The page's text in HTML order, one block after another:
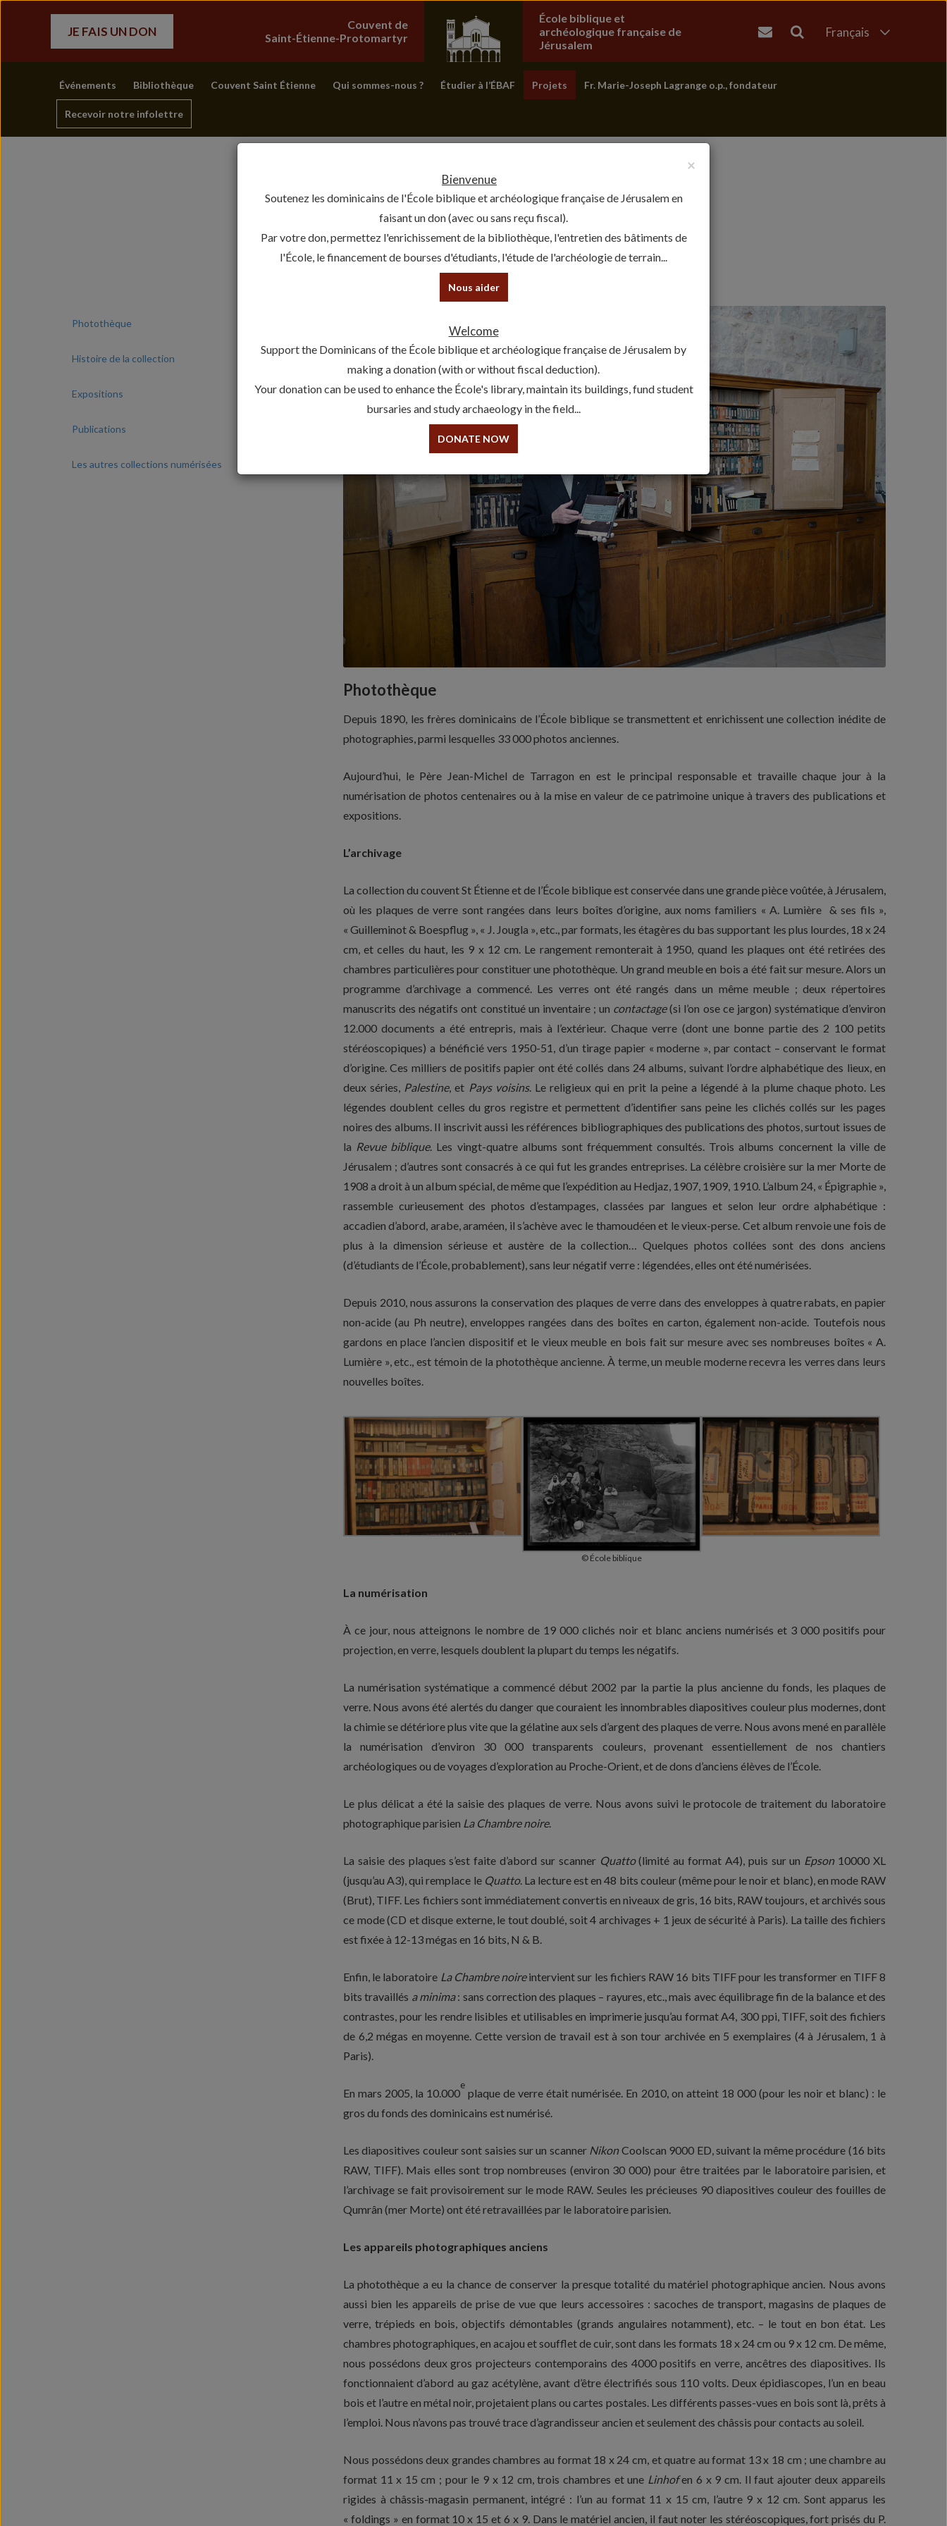
JE FAIS UN DON
Couvent de
Saint-Étienne-Protomartyr
École biblique et
archéologique française de
Jérusalem
Français
Événements Bibliothèque Couvent Saint Étienne Qui sommes-nous ? Étudier à l’ÉBAF Projets Fr. Marie-Joseph Lagrange o.p., fondateur
Recevoir notre infolettre
Photothèque
Histoire de la collection
Expositions
Publications
Les autres collections numérisées
Photothèque
Depuis 1890, les frères dominicains de l’École biblique se transmettent et enrichissent une collection inédite de
photographies, parmi lesquelles 33 000 photos anciennes.
Aujourd’hui, le Père Jean-Michel de Tarragon en est le principal responsable et travaille chaque jour à la
numérisation de photos centenaires ou à la mise en valeur de ce patrimoine unique à travers des publications et
expositions.
L’archivage
La collection du couvent St Étienne et de l’École biblique est conservée dans une grande pièce voûtée, à Jérusalem,
où les plaques de verre sont rangées dans leurs boîtes d’origine, aux noms familiers « A. Lumière & ses fils »,
« Guilleminot & Boespflug », « J. Jougla », etc., par formats, les étagères du bas supportant les plus lourdes, 18 x 24
cm, et celles du haut, les 9 x 12 cm. Le rangement remonterait à 1950, quand les plaques ont été retirées des
chambres particulières pour constituer une photothèque. Un grand meuble en bois a été fait sur mesure. Alors un
programme d’archivage a commencé. Les verres ont été rangés dans un même meuble ; deux répertoires
manuscrits des négatifs ont constitué un inventaire ; un contactage(si l’on ose ce jargon) systématique d’environ
12.000 documents a été entrepris, mais à l’extérieur. Chaque verre (dont une bonne partie des 2 100 petits
stéréoscopiques) a bénéficié vers 1950-51, d’un tirage papier « moderne », par contact – conservant le format
d’origine. Ces milliers de positifs papier ont été collés dans 24 albums, suivant l’ordre alphabétique des lieux, en
deux séries, Palestine, et Pays voisins. Le religieux qui en prit la peine a légendé à la plume chaque photo. Les
légendes doublent celles du gros registre et permettent d’identifier sans peine les clichés collés sur les pages
noires des albums. Il inscrivit aussi les références bibliographiques des publications des photos, surtout issues de
la Revue biblique. Les vingt-quatre albums sont fréquemment consultés. Trois albums concernent la ville de
Jérusalem ; d’autres sont consacrés à ce qui fut les grandes entreprises. La célèbre croisière sur la mer Morte de
1908 a droit à un album spécial, de même que l’expédition au Hedjaz, 1907, 1909, 1910. L’album 24, « Épigraphie »,
rassemble curieusement des photos d’estampages, classées par langues et selon leur ordre alphabétique :
accadien d’abord, arabe, araméen, il s’achève avec le thamoudéen et le vieux-perse. Cet album renvoie une fois de
plus à la dimension sérieuse et austère de la collection… Quelques photos collées sont des dons anciens
(d’étudiants de l’École, probablement), sans leur négatif verre : légendées, elles ont été numérisées.
Depuis 2010, nous assurons la conservation des plaques de verre dans des enveloppes à quatre rabats, en papier
non-acide (au Ph neutre), enveloppes rangées dans des boîtes en carton, également non-acide. Toutefois nous
gardons en place l’ancien dispositif et le vieux meuble en bois fait sur mesure avec ses nombreuses boîtes « A.
Lumière », etc., est témoin de la photothèque ancienne. À terme, un meuble moderne recevra les verres dans leurs
nouvelles boîtes.
© École biblique
La numérisation
À ce jour, nous atteignons le nombre de 19 000 clichés noir et blanc anciens numérisés et 3 000 positifs pour
projection, en verre, lesquels doublent la plupart du temps les négatifs.
La numérisation systématique a commencé début 2002 par la partie la plus ancienne du fonds, les plaques de
verre. Nous avons été alertés du danger que couraient les innombrables diapositives couleur plus modernes, dont
la chimie se détériore plus vite que la gélatine aux sels d’argent des plaques de verre. Nous avons mené en parallèle
la numérisation d’environ 30 000 transparents couleurs, provenant essentiellement de nos chantiers
archéologiques ou de voyages d’exploration au Proche-Orient, et de dons d’anciens élèves de l’École.
Le plus délicat a été la saisie des plaques de verre. Nous avons suivi le protocole de traitement du laboratoire
photographique parisien La Chambre noire.
La saisie des plaques s’est faite d’abord sur scanner Quatto(limité au format A4), puis sur un Epson10000 XL
(jusqu’au A3), qui remplace le Quatto. La lecture est en 48 bits couleur (même pour le noir et blanc), en mode RAW
(Brut), TIFF. Les fichiers sont immédiatement convertis en niveaux de gris, 16 bits, RAW toujours, et archivés sous
ce mode (CD et disque externe, le tout doublé, soit 4 archivages + 1 jeux de sécurité à Paris). La taille des fichiers
est fixée à 12-13 mégas en 16 bits, N & B.
Enfin, le laboratoire La Chambre noireintervient sur les fichiers RAW 16 bits TIFF pour les transformer en TIFF 8
bits travaillés a minima: sans correction des plaques – rayures, etc., mais avec équilibrage fin de la balance et des
contrastes, pour les rendre lisibles et utilisables en imprimerie jusqu’au format A4, 300 ppi, TIFF, soit des fichiers
de 6,2 mégas en moyenne. Cette version de travail est à son tour archivée en 5 exemplaires (4 à Jérusalem, 1 à
Paris).
En mars 2005, la 10.000
e
plaque de verre était numérisée. En 2010, on atteint 18 000 (pour les noir et blanc) : le
gros du fonds des dominicains est numérisé.
Les diapositives couleur sont saisies sur un scanner NikonCoolscan 9000 ED, suivant la même procédure (16 bits
RAW, TIFF). Mais elles sont trop nombreuses (environ 30 000) pour être traitées par le laboratoire parisien, et
l’archivage se fait provisoirement sur le mode RAW. Seules les précieuses 90 diapositives couleur des fouilles de
Qumrân (mer Morte) ont été retravaillées par le laboratoire parisien.
Les appareils photographiques anciens
La photothèque a eu la chance de conserver la presque totalité du matériel photographique ancien. Nous avons
aussi bien les appareils de prise de vue que leurs accessoires : sacoches de transport, magasins de plaques de
verre, trépieds en bois, objectifs démontables (grands angulaires notamment), etc. – le tout en bon état. Les
chambres photographiques, en acajou et soufflet de cuir, sont dans les formats 18 x 24 cm ou 9 x 12 cm. De même,
nous possédons deux gros projecteurs contemporains des 4000 positifs en verre, ancêtres des diapositives. Ils
fonctionnaient d’abord au gaz acétylène, avant d’être électrifiés sous 110 volts. Deux épidiascopes, l’un en beau
bois et l’autre en métal noir, projetaient plans ou cartes postales. Les différents passes-vues en bois sont là, prêts à
l’emploi. Nous n’avons pas trouvé trace d’agrandisseur ancien et seulement des châssis pour contacts au soleil.
Nous possédons deux grandes chambres au format 18 x 24 cm, et quatre au format 13 x 18 cm ; une chambre au
format 11 x 15 cm ; pour le 9 x 12 cm, trois chambres et une Linhofen 6 x 9 cm. Il faut ajouter deux appareils
rigides à châssis-magasin permanent, intégré : l’un au format 11 x 15 cm, l’autre 9 x 12 cm. Sont apparus les
« foldings » en format 10 x 15 et 6 x 9. Dans le matériel ancien, il faut noter les stéréoscopiques, fort prisés du P.
×
Bienvenue
Soutenez les dominicains de l'École biblique et archéologique française de Jérusalem en
faisant un don (avec ou sans reçu fiscal).
Par votre don, permettez l'enrichissement de la bibliothèque, l'entretien des bâtiments de
l'École, le financement de bourses d'étudiants, l'étude de l'archéologie de terrain...
Nous aider
Welcome
Support the Dominicans of the École biblique et archéologique française de Jérusalem by
making a donation (with or without fiscal deduction).
Your donation can be used to enhance the École's library, maintain its buildings, fund student
bursaries and study archaeology in the field...
DONATE NOW